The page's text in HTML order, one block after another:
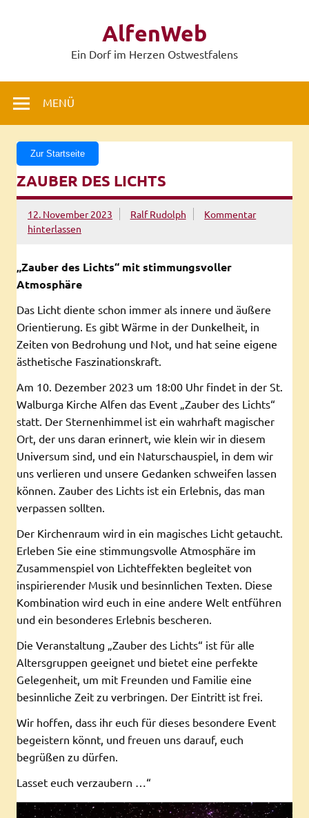
AlfenWeb
Ein Dorf im Herzen Ostwestfalens
MENÜ
Zur Startseite
ZAUBER DES LICHTS
12. November 2023 Ralf Rudolph
Kommentar
hinterlassen
„Zauber des Lichts“ mit stimmungsvoller
Atmosphäre
Das Licht diente schon immer als innere und äußere
Orientierung. Es gibt Wärme in der Dunkelheit, in
Zeiten von Bedrohung und Not, und hat seine eigene
ästhetische Faszinationskraft.
Am 10. Dezember 2023 um 18:00 Uhr findet in der St.
Walburga Kirche Alfen das Event „Zauber des Lichts“
statt. Der Sternenhimmel ist ein wahrhaft magischer
Ort, der uns daran erinnert, wie klein wir in diesem
Universum sind, und ein Naturschauspiel, in dem wir
uns verlieren und unsere Gedanken schweifen lassen
können. Zauber des Lichts ist ein Erlebnis, das man
verpassen sollten.
Der Kirchenraum wird in ein magisches Licht getaucht.
Erleben Sie eine stimmungsvolle Atmosphäre im
Zusammenspiel von Lichteffekten begleitet von
inspirierender Musik und besinnlichen Texten. Diese
Kombination wird euch in eine andere Welt entführen
und ein besonderes Erlebnis bescheren.
Die Veranstaltung „Zauber des Lichts“ ist für alle
Altersgruppen geeignet und bietet eine perfekte
Gelegenheit, um mit Freunden und Familie eine
besinnliche Zeit zu verbringen. Der Eintritt ist frei.
Wir hoffen, dass ihr euch für dieses besondere Event
begeistern könnt, und freuen uns darauf, euch
begrüßen zu dürfen.
Lasset euch verzaubern …“